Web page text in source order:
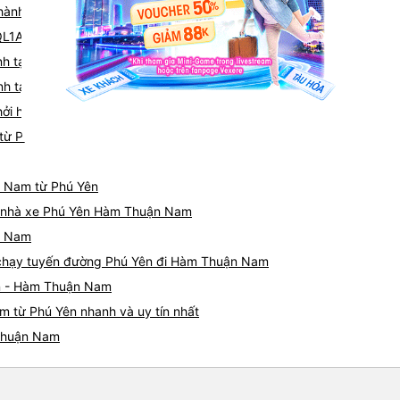
không thể ngồi thẳng dậy -
với âm lượng rất lớn. May
khi được yêu cầu, nhưng
ngồi phía trước. Nhìn
nếu giá cả phải chăng.
tại 181 Nguyễn Tất Thành (Văn phòng Tuy Hòa)
tại QL1A
tại Quầy vé Mạnh Hùng, 71 Tây Sơn (Bến xe Quy Nhơn)
hành tại Vòng Xoay điểm giao QL1A và QL25
Yên đi Hàm Thuận Nam
từ Phú Yên
xe Phú Yên Hàm Thuận Nam
Nam
tuyến đường Phú Yên đi Hàm Thuận Nam
Hàm Thuận Nam
từ Phú Yên nhanh và uy tín nhất
Nam